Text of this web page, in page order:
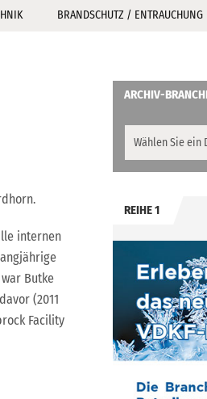
BRANDSCHUTZ / ENTRAUCHUNG
internen
Butke
(2011
Facility
ARCHIV-
REIHE 1